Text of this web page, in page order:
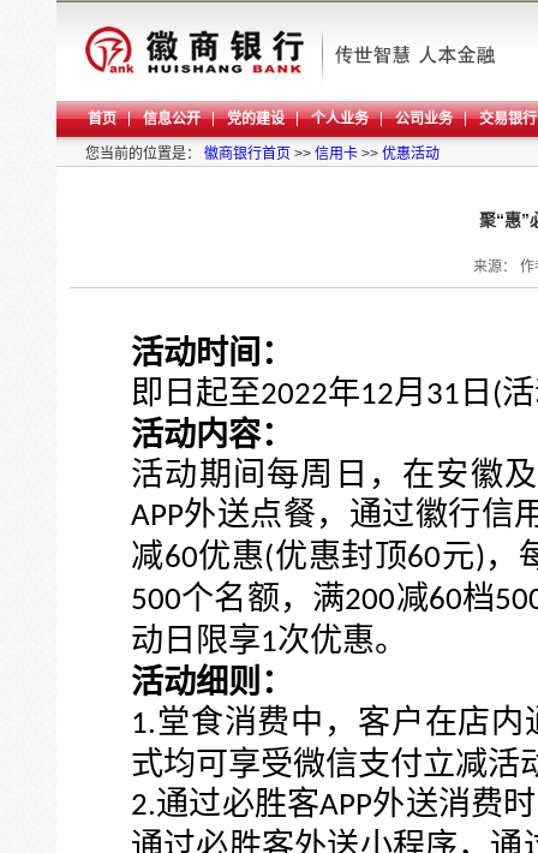
首页 信息公开 党的建设 个人业务 公司业务 交易银行
您当前的位置是： 徽商银行首页 >> 信用卡 >> 优惠活动
聚“惠”
来源： 作